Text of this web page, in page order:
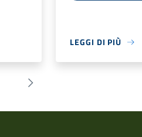
LEGGI DI PIÙ
Successiva »